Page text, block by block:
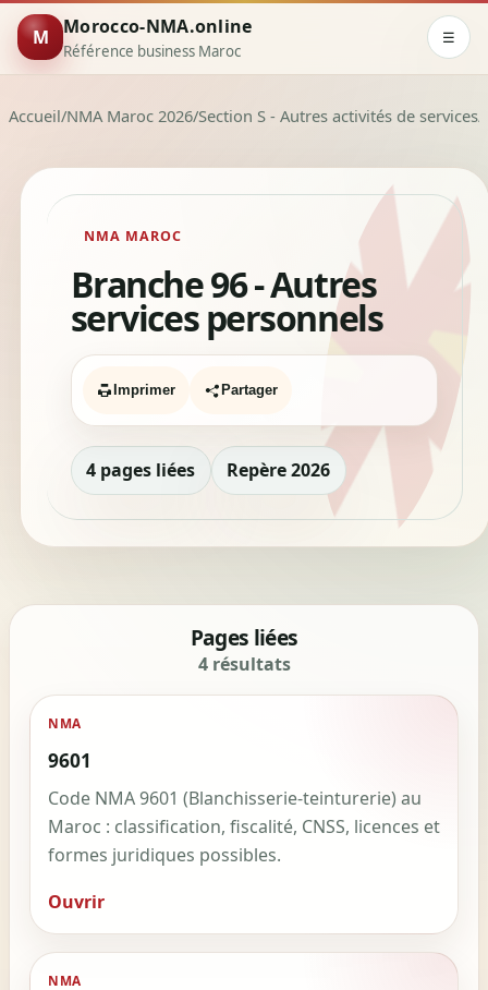
M Morocco-NMA.online
Référence business Maroc
☰
Accueil/NMA Maroc 2026/Section S - Autres activités de services/
NMA MAROC
Branche 96 - Autres
services personnels
Imprimer Partager
4 pages liées Repère 2026
Pages liées
4 résultats
NMA
9601
Code NMA 9601 (Blanchisserie-teinturerie) au
Maroc : classification, fiscalité, CNSS, licences et
formes juridiques possibles.
Ouvrir
NMA